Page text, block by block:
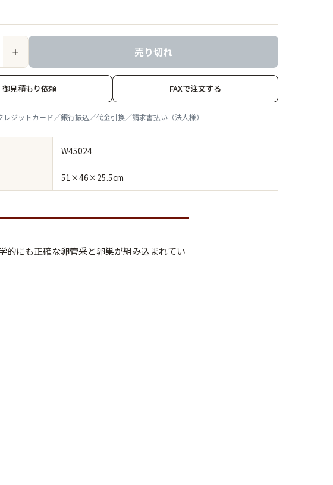
＋ 売り切れ
御見積もり依頼 FAXで注文する
レジットカード／銀行振込／代金引換／請求書払い（法人様）
W45024
51×46×25.5cm
的にも正確な卵管采と卵巣が組み込まれてい